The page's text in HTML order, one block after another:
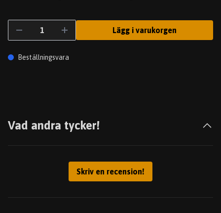
Lägg i varukorgen
Beställningsvara
Vad andra tycker!
Skriv en recension!